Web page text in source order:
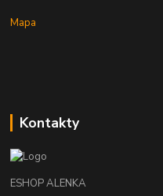
Mapa
Kontakty
ESHOP ALENKA